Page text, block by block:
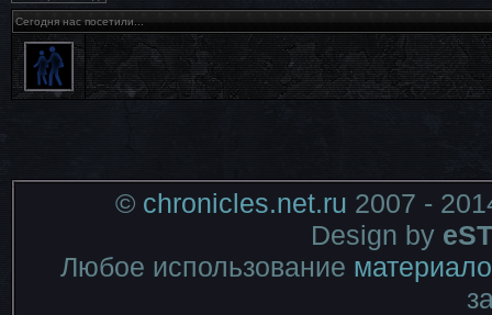
Сегодня нас посетили...
© chronicles.net.ru 2007 -
Design by
Любое использование